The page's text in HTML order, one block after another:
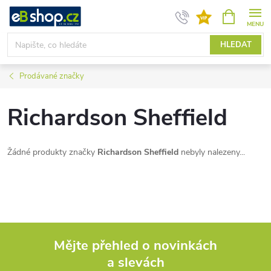
Přejít
obsah
HLEDAT
NÁKUPNÍ
KOŠÍK
Prodávané značky
Richardson Sheffield
Žádné produkty značky Richardson Sheffield nebyly nalezeny...
Mějte přehled o novinkách
a slevách